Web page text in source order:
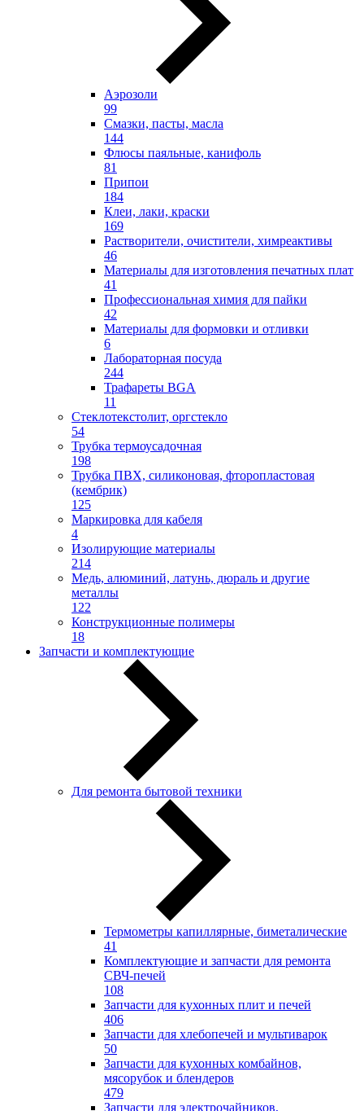
Аэрозоли
99
Смазки, пасты, масла
144
Флюсы паяльные, канифоль
81
Припои
184
Клеи, лаки, краски
169
Растворители, очистители, химреактивы
46
Материалы для изготовления печатных плат
41
Профессиональная химия для пайки
42
Материалы для формовки и отливки
6
Лабораторная посуда
244
Трафареты BGA
11
Стеклотекстолит, оргстекло
54
Трубка термоусадочная
198
Трубка ПВХ, силиконовая, фторопластовая
(кембрик)
125
Маркировка для кабеля
4
Изолирующие материалы
214
Медь, алюминий, латунь, дюраль и другие
металлы
122
Конструкционные полимеры
18
Запчасти и комплектующие
Для ремонта бытовой техники
Термометры капиллярные, биметалические
41
Комплектующие и запчасти для ремонта
СВЧ-печей
108
Запчасти для кухонных плит и печей
406
Запчасти для хлебопечей и мультиварок
50
Запчасти для кухонных комбайнов,
мясорубок и блендеров
479
Запчасти для электрочайников,